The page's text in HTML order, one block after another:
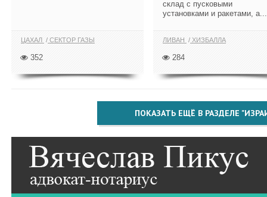
ЦАХАЛ СЕКТОР ГАЗЫ
352
склад с пусковыми
установками и ракетами, а...
ЛИВАН ХИЗБАЛЛА
284
ПОКАЗАТЬ ЕЩЁ В РАЗДЕЛЕ